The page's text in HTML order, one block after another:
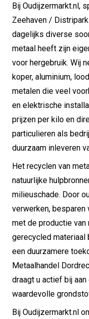
Bij Oudijzermarkt.nl,
Zeehaven /
dagelijks diverse
metaal heeft zijn
voor hergebruik. Wij
koper, aluminium,
metalen die veel
en elektrische
prijzen per kilo en
particulieren als
duurzaam inleveren
Het recyclen van
natuurlijke
milieuschade. Door
verwerken,
met de productie van
gerecycled materiaal
een duurzamere
Metaalhandel
draagt u actief bij
waardevolle
Bij Oudijzermarkt.nl